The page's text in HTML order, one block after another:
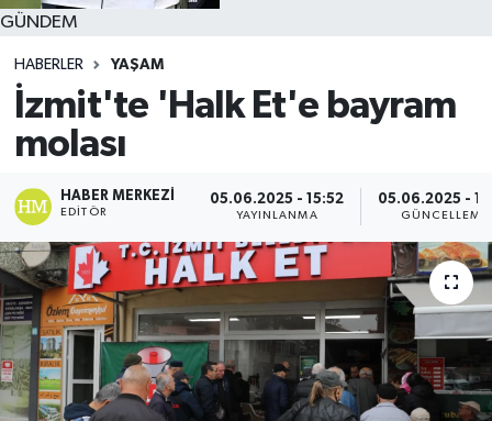
GÜNDEM
HABERLER YAŞAM
İzmit'te 'Halk Et'e bayram
molası
HABER MERKEZI
EDITÖR
05.06.2025 - 15:52
YAYINLANMA
05.06.2025 -
GÜNCELLEME